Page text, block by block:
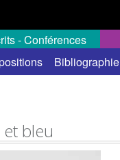
Bibliographie
- Conférences
bleu